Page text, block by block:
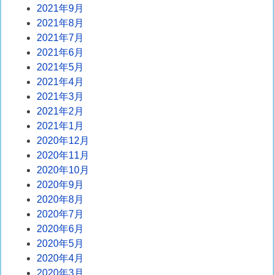
2021年9月
2021年8月
2021年7月
2021年6月
2021年5月
2021年4月
2021年3月
2021年2月
2021年1月
2020年12月
2020年11月
2020年10月
2020年9月
2020年8月
2020年7月
2020年6月
2020年5月
2020年4月